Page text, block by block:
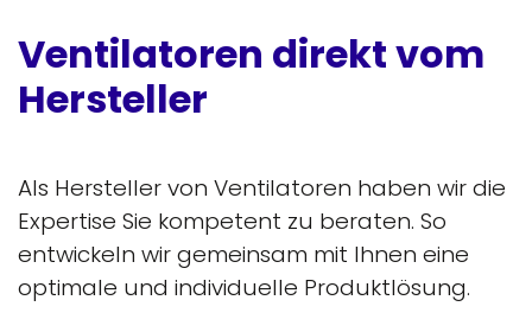
Ventilatoren direkt vom
Hersteller
Als Hersteller von Ventilatoren haben wir die
Expertise Sie kompetent zu beraten. So
entwickeln wir gemeinsam mit Ihnen eine
optimale und individuelle Produktlösung.